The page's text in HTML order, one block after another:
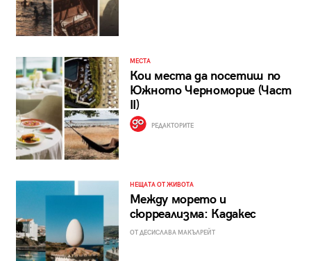
МЕСТА
Кои места да посетиш по
Южното Черноморие (Част
II)
РЕДАКТОРИТЕ
НЕЩАТА ОТ ЖИВОТА
Между морето и
сюрреализма: Кадакес
ОТ ДЕСИСЛАВА МАКЪЛРЕЙТ